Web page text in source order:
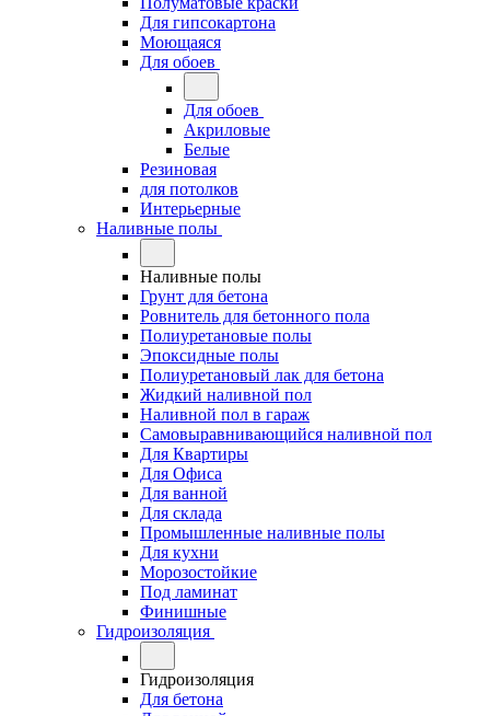
Для гипсокартона
Моющаяся
Для обоев
Для обоев
Акриловые
Белые
Резиновая
для потолков
Интерьерные
Наливные полы
Наливные полы
Грунт для бетона
Ровнитель для бетонного пола
Полиуретановые полы
Эпоксидные полы
Полиуретановый лак для бетона
Жидкий наливной пол
Наливной пол в гараж
Самовыравнивающийся наливной пол
Для Квартиры
Для Офиса
Для ванной
Для склада
Промышленные наливные полы
Для кухни
Морозостойкие
Под ламинат
Финишные
Гидроизоляция
Гидроизоляция
Для бетона